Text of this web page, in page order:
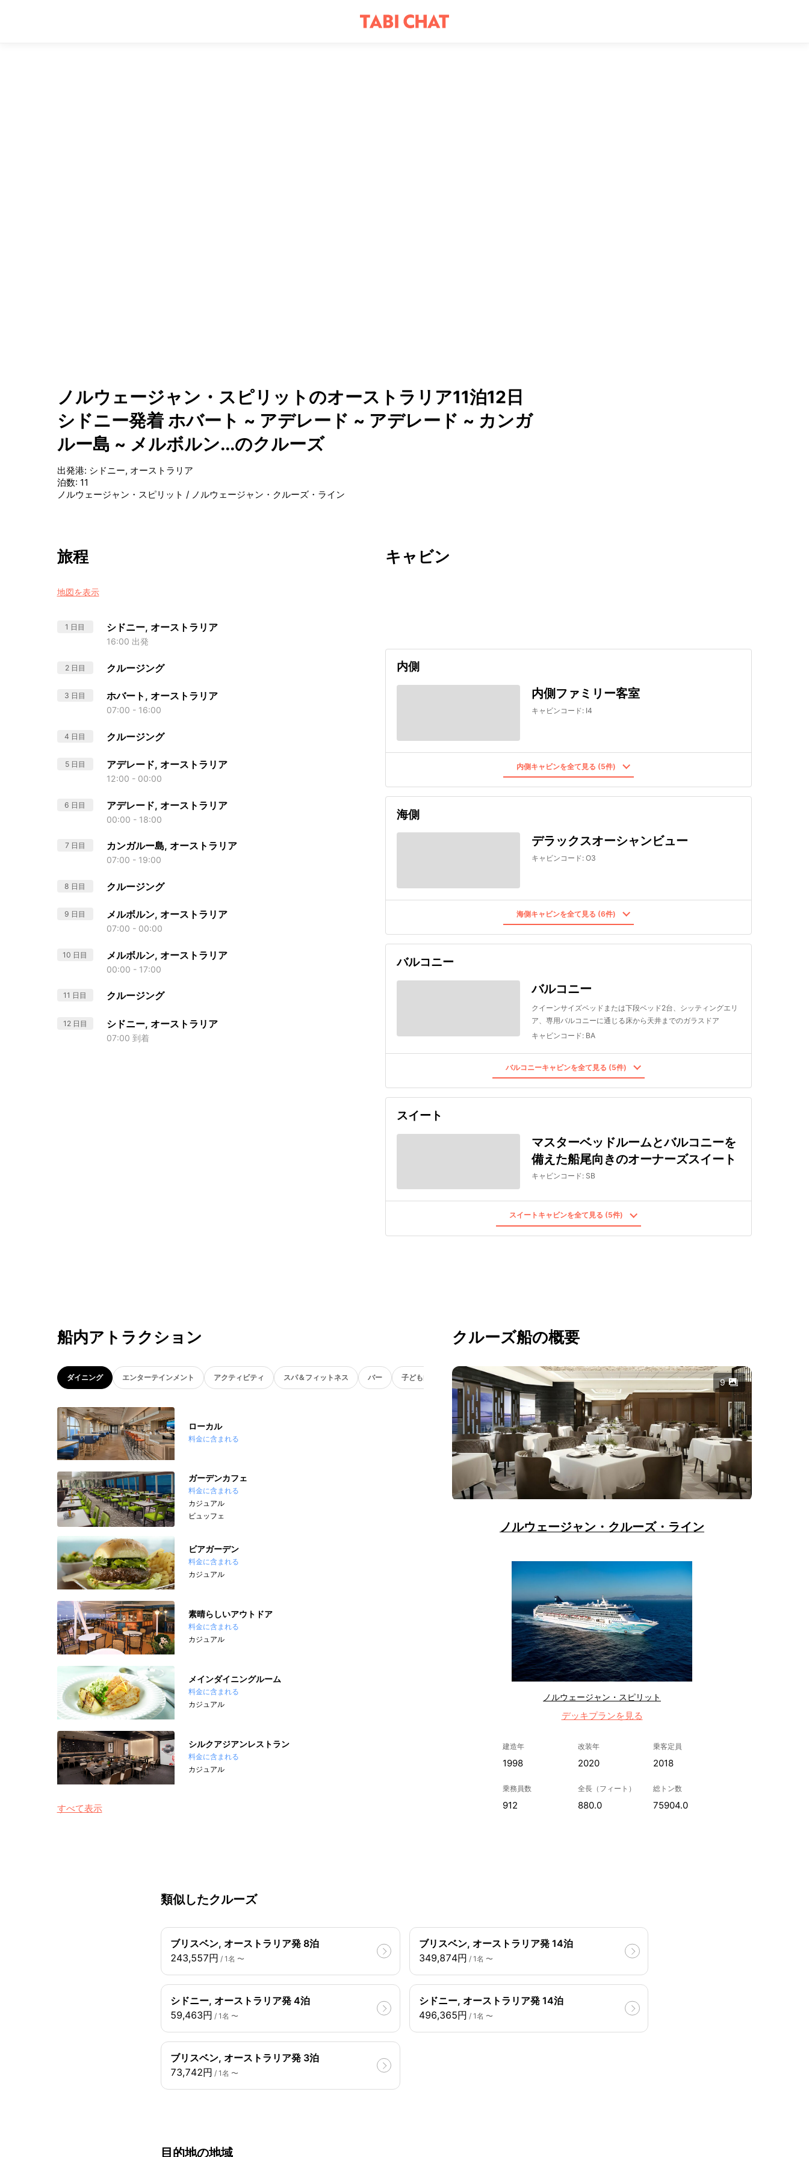
ノルウェージャン・スピリットのオーストラリア11泊12日
シドニー発着 ホバート ~ アデレード ~ アデレード ~ カンガ
ルー島 ~ メルボルン...のクルーズ
出発港: シドニー, オーストラリア
泊数: 11
ノルウェージャン・スピリット / ノルウェージャン・クルーズ・ライン
旅程
地図を表示
1 日目 シドニー, オーストラリア
16:00 出発
2 日目 クルージング
3 日目 ホバート, オーストラリア
07:00 - 16:00
4 日目 クルージング
5 日目 アデレード, オーストラリア
12:00 - 00:00
6 日目 アデレード, オーストラリア
00:00 - 18:00
7 日目 カンガルー島, オーストラリア
07:00 - 19:00
8 日目 クルージング
9 日目 メルボルン, オーストラリア
07:00 - 00:00
10 日目 メルボルン, オーストラリア
00:00 - 17:00
11 日目 クルージング
12 日目 シドニー, オーストラリア
07:00 到着
キャビン
内側
内側ファミリー客室
キャビンコード: I4
内側キャビンを全て見る (5件)
海側
デラックスオーシャンビュー
キャビンコード: O3
海側キャビンを全て見る (6件)
バルコニー
バルコニー
クイーンサイズベッドまたは下段ベッド2台、シッティングエリ
ア、専用バルコニーに通じる床から天井までのガラスドア
キャビンコード: BA
バルコニーキャビンを全て見る (5件)
スイート
マスターベッドルームとバルコニーを
備えた船尾向きのオーナーズスイート
キャビンコード: SB
スイートキャビンを全て見る (5件)
船内アトラクション
ダイニング エンターテインメント アクティビティ スパ＆フィットネス バー 子ども向け
ローカル
料金に含まれる
ガーデンカフェ
料金に含まれる
カジュアル
ビュッフェ
ビアガーデン
料金に含まれる
カジュアル
素晴らしいアウトドア
料金に含まれる
カジュアル
メインダイニングルーム
料金に含まれる
カジュアル
シルクアジアンレストラン
料金に含まれる
カジュアル
すべて表示
クルーズ船の概要
9
ノルウェージャン・クルーズ・ライン
ノルウェージャン・スピリット
デッキプランを見る
建造年
1998
改装年
2020
乗客定員
2018
乗務員数
912
全長（フィート）
880.0
総トン数
75904.0
類似したクルーズ
ブリスベン, オーストラリア発 8泊
243,557円 / 1名 〜
ブリスベン, オーストラリア発 14泊
349,874円 / 1名 〜
シドニー, オーストラリア発 4泊
59,463円 / 1名 〜
シドニー, オーストラリア発 14泊
496,365円 / 1名 〜
ブリスベン, オーストラリア発 3泊
73,742円 / 1名 〜
目的地の地域